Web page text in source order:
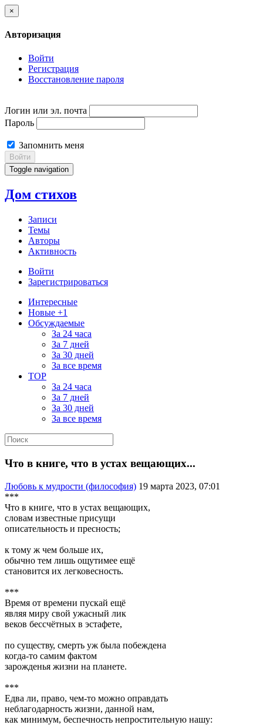
×
Авторизация
Войти
Регистрация
Восстановление пароля
Логин или эл. почта
Пароль
Запомнить меня
Войти
Toggle navigation
Дом стихов
Записи
Темы
Авторы
Активность
Войти
Зарегистрироваться
Интересные
Новые +1
Обсуждаемые
За 24 часа
За 7 дней
За 30 дней
За все время
TOP
За 24 часа
За 7 дней
За 30 дней
За все время
Что в книге, что в устах вещающих...
Любовь к мудрости (философия) 19 марта 2023, 07:01
***
Что в книге, что в устах вещающих,
словам известные присущи
описательность и пресность;
к тому ж чем больше их,
обычно тем лишь ощутимее ещё
становится их легковесность.
***
Время от времени пускай ещё
являя миру свой ужасный лик
веков бессчётных в эстафете,
по существу, смерть уж была побеждена
когда-то самим фактом
зарожденья жизни на планете.
***
Едва ли, право, чем-то можно оправдать
неблагодарность жизни, данной нам,
как минимум, беспечность непростительную нашу: